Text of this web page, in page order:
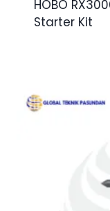
HOBO
Starter Kit